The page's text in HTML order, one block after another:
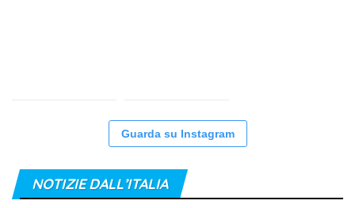
Guarda su Instagram
NOTIZIE DALL’ITALIA